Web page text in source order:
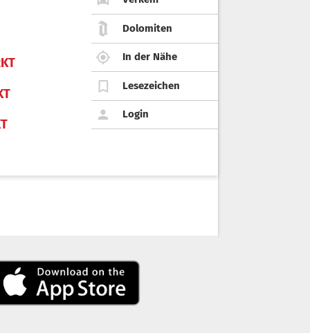
Dolomiten
In der Nähe
Lesezeichen
Login